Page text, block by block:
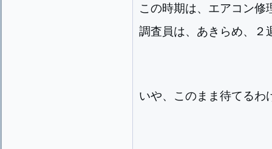
この時期は、エアコン修
調査員は、あきらめ、２
いや、このまま待てるわ